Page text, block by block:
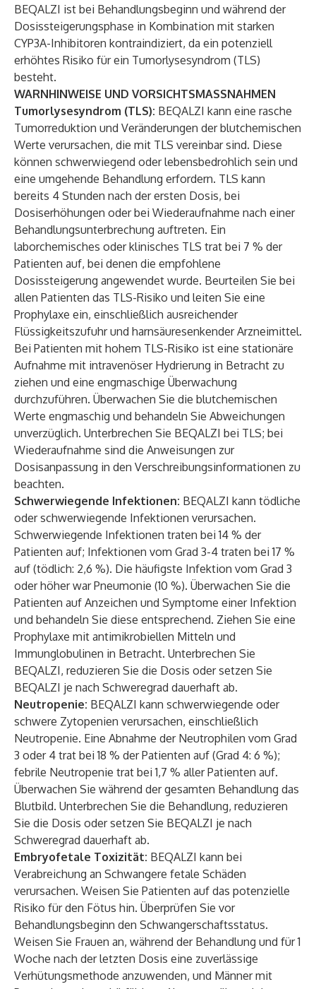
BEQALZI ist bei Behandlungsbeginn und während der
Dosissteigerungsphase in Kombination mit starken
CYP3A-Inhibitoren kontraindiziert, da ein potenziell
erhöhtes Risiko für ein Tumorlysesyndrom (TLS)
besteht.
WARNHINWEISE UND VORSICHTSMASSNAHMEN
Tumorlysesyndrom (TLS): BEQALZI kann eine rasche
Tumorreduktion und Veränderungen der blutchemischen
Werte verursachen, die mit TLS vereinbar sind. Diese
können schwerwiegend oder lebensbedrohlich sein und
eine umgehende Behandlung erfordern. TLS kann
bereits 4 Stunden nach der ersten Dosis, bei
Dosiserhöhungen oder bei Wiederaufnahme nach einer
Behandlungsunterbrechung auftreten. Ein
laborchemisches oder klinisches TLS trat bei 7 % der
Patienten auf, bei denen die empfohlene
Dosissteigerung angewendet wurde. Beurteilen Sie bei
allen Patienten das TLS-Risiko und leiten Sie eine
Prophylaxe ein, einschließlich ausreichender
Flüssigkeitszufuhr und harnsäuresenkender Arzneimittel.
Bei Patienten mit hohem TLS-Risiko ist eine stationäre
Aufnahme mit intravenöser Hydrierung in Betracht zu
ziehen und eine engmaschige Überwachung
durchzuführen. Überwachen Sie die blutchemischen
Werte engmaschig und behandeln Sie Abweichungen
unverzüglich. Unterbrechen Sie BEQALZI bei TLS; bei
Wiederaufnahme sind die Anweisungen zur
Dosisanpassung in den Verschreibungsinformationen zu
beachten.
Schwerwiegende Infektionen: BEQALZI kann tödliche
oder schwerwiegende Infektionen verursachen.
Schwerwiegende Infektionen traten bei 14 % der
Patienten auf; Infektionen vom Grad 3-4 traten bei 17 %
auf (tödlich: 2,6 %). Die häufigste Infektion vom Grad 3
oder höher war Pneumonie (10 %). Überwachen Sie die
Patienten auf Anzeichen und Symptome einer Infektion
und behandeln Sie diese entsprechend. Ziehen Sie eine
Prophylaxe mit antimikrobiellen Mitteln und
Immunglobulinen in Betracht. Unterbrechen Sie
BEQALZI, reduzieren Sie die Dosis oder setzen Sie
BEQALZI je nach Schweregrad dauerhaft ab.
Neutropenie: BEQALZI kann schwerwiegende oder
schwere Zytopenien verursachen, einschließlich
Neutropenie. Eine Abnahme der Neutrophilen vom Grad
3 oder 4 trat bei 18 % der Patienten auf (Grad 4: 6 %);
febrile Neutropenie trat bei 1,7 % aller Patienten auf.
Überwachen Sie während der gesamten Behandlung das
Blutbild. Unterbrechen Sie die Behandlung, reduzieren
Sie die Dosis oder setzen Sie BEQALZI je nach
Schweregrad dauerhaft ab.
Embryofetale Toxizität: BEQALZI kann bei
Verabreichung an Schwangere fetale Schäden
verursachen. Weisen Sie Patienten auf das potenzielle
Risiko für den Fötus hin. Überprüfen Sie vor
Behandlungsbeginn den Schwangerschaftsstatus.
Weisen Sie Frauen an, während der Behandlung und für 1
Woche nach der letzten Dosis eine zuverlässige
Verhütungsmethode anzuwenden, und Männer mit